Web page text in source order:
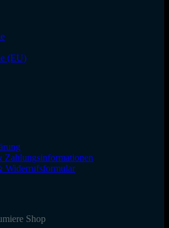
(EU)
Zahlungsinformationen
Widerrufsformular
Shop